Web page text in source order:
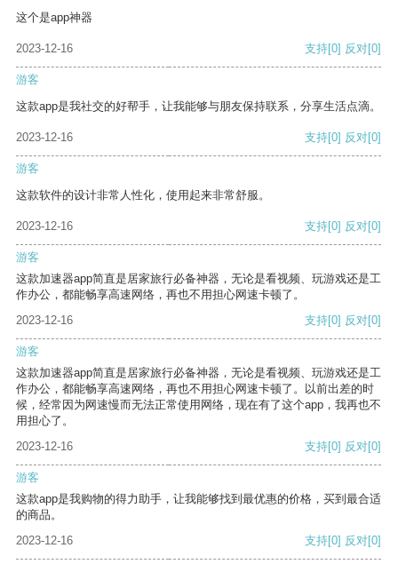
这个是app神器
2023-12-16 支持[0] 反对[0]
游客
这款app是我社交的好帮手，让我能够与朋友保持联系，分享生活点滴。
2023-12-16 支持[0] 反对[0]
游客
这款软件的设计非常人性化，使用起来非常舒服。
2023-12-16 支持[0] 反对[0]
游客
这款加速器app简直是居家旅行必备神器，无论是看视频、玩游戏还是工
作办公，都能畅享高速网络，再也不用担心网速卡顿了。
2023-12-16
支持[0] 反对[0]
游客
这款加速器app简直是居家旅行必备神器，无论是看视频、玩游戏还是工
作办公，都能畅享高速网络，再也不用担心网速卡顿了。以前出差的时
候，经常因为网速慢而无法正常使用网络，现在有了这个app，我再也不
用担心了。
2023-12-16
支持[0] 反对[0]
游客
这款app是我购物的得力助手，让我能够找到最优惠的价格，买到最合适
的商品。
2023-12-16
支持[0] 反对[0]